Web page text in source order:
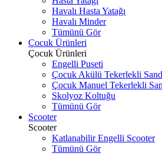
Havalı Hasta Yatağı
Havalı Minder
Tümünü Gör
Çocuk Ürünleri
Çocuk Ürünleri
Engelli Puseti
Çocuk Akülü Tekerlekli
Çocuk Manuel Tekerlekli
Skolyoz Koltuğu
Tümünü Gör
Scooter
Scooter
Katlanabilir Engelli Scooter
Tümünü Gör